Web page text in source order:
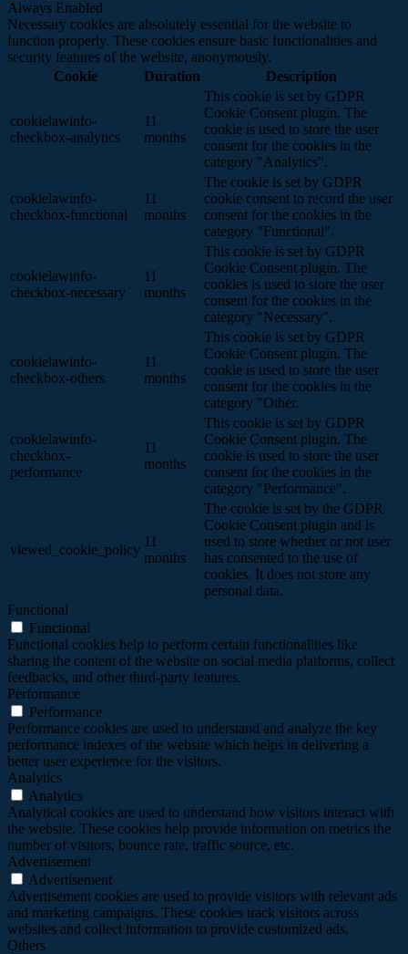
Always Enabled
Necessary cookies are absolutely essential for the website to
function properly. These cookies ensure basic functionalities and
security features of the website, anonymously.
Cookie
Duration Description
cookielawinfo-
checkbox-analytics
11
months
This cookie is set by GDPR
Cookie Consent plugin. The
cookie is used to store the user
consent for the cookies in the
category "Analytics".
cookielawinfo-
checkbox-functional
11
months
The cookie is set by GDPR
cookie consent to record the user
consent for the cookies in the
category "Functional".
cookielawinfo-
checkbox-necessary
11
months
This cookie is set by GDPR
Cookie Consent plugin. The
cookies is used to store the user
consent for the cookies in the
category "Necessary".
cookielawinfo-
checkbox-others
11
months
This cookie is set by GDPR
Cookie Consent plugin. The
cookie is used to store the user
consent for the cookies in the
category "Other.
cookielawinfo-
checkbox-
performance
11
months
This cookie is set by GDPR
Cookie Consent plugin. The
cookie is used to store the user
consent for the cookies in the
category "Performance".
viewed_cookie_policy
11
months
The cookie is set by the GDPR
Cookie Consent plugin and is
used to store whether or not user
has consented to the use of
cookies. It does not store any
personal data.
Functional
Functional
Functional cookies help to perform certain functionalities like
sharing the content of the website on social media platforms, collect
feedbacks, and other third-party features.
Performance
Performance
Performance cookies are used to understand and analyze the key
performance indexes of the website which helps in delivering a
better user experience for the visitors.
Analytics
Analytics
Analytical cookies are used to understand how visitors interact with
the website. These cookies help provide information on metrics the
number of visitors, bounce rate, traffic source, etc.
Advertisement
Advertisement
Advertisement cookies are used to provide visitors with relevant ads
and marketing campaigns. These cookies track visitors across
websites and collect information to provide customized ads.
Others